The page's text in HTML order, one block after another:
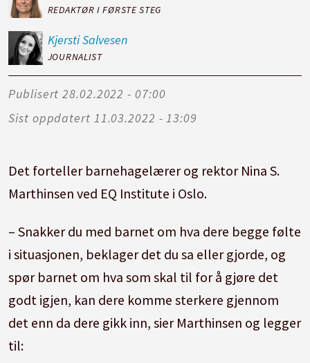
REDAKTØR I FØRSTE STEG
KjerstiSalvesen
JOURNALIST
Publisert
28.02.2022 - 07:00
Sist oppdatert
11.03.2022 - 13:09
Det forteller barnehagelærer og rektor Nina S.
Marthinsen ved EQ Institute i Oslo.
– Snakker du med barnet om hva dere begge følte
i situasjonen, beklager det du sa eller gjorde, og
spør barnet om hva som skal til for å gjøre det
godt igjen, kan dere komme sterkere gjennom
det enn da dere gikk inn, sier Marthinsen og legger
til: